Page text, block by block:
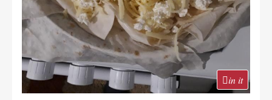
in it